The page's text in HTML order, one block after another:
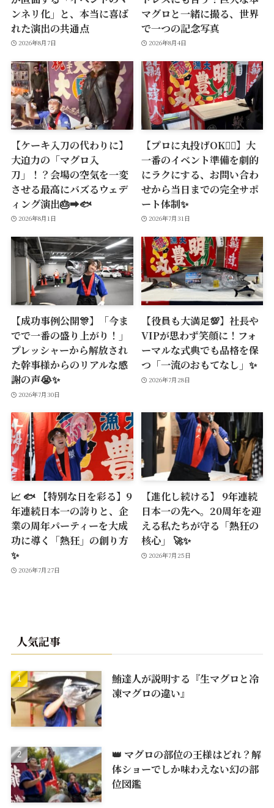
ンネリ化」と、本当に喜ば
れた演出の共通点
2026年8月7日
マグロと一緒に撮る、世界
で一つの記念写真
2026年8月4日
【ケーキ入刀の代わりに】
大迫力の「マグロ入
刀」！？会場の空気を一変
させる最高にバズるウェデ
ィング演出🎂➡️🐟
2026年8月1日
【プロに丸投げOK🙆‍♂️】大
一番のイベント準備を劇的
にラクにする、お問い合わ
せから当日までの完全サポ
ート体制✨
2026年7月31日
【成功事例公開🎊】「今ま
でで一番の盛り上がり！」
プレッシャーから解放され
た幹事様からのリアルな感
謝の声😭✨
2026年7月30日
【役員も大満足💯】社長や
VIPが思わず笑顔に！フォ
ーマルな式典でも品格を保
つ「一流のおもてなし」✨
2026年7月28日
📈 🐟 【特別な日を彩る】9
年連続日本一の誇りと、企
業の周年パーティーを大成
功に導く「熱狂」の創り方
✨
2026年7月27日
【進化し続ける】 9年連続
日本一の先へ。20周年を迎
える私たちが守る「熱狂の
核心」 🚀✨
2026年7月25日
人気記事
鮪達人が説明する『生マグロと冷
凍マグロの違い』
👑 マグロの部位の王様はどれ？解
体ショーでしか味わえない幻の部
位図鑑